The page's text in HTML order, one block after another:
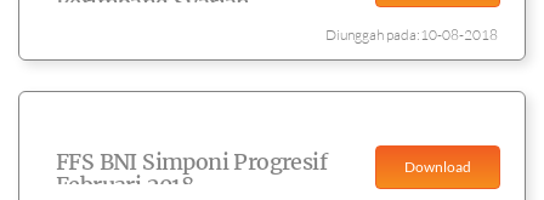
Diunggah pada:10-08-2018
FFS BNI Simponi Progresif
Februari 2018
Download